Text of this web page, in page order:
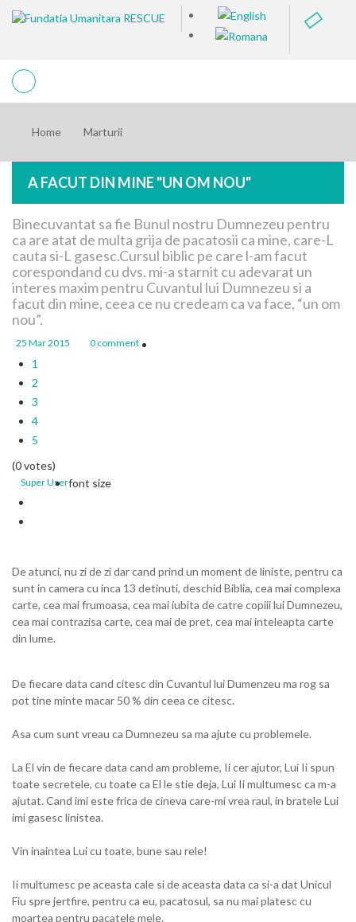
Home Marturii
A FACUT DIN MINE "UN OM NOU"
Binecuvantat sa fie Bunul nostru Dumnezeu pentru
ca are atat de multa grija de pacatosii ca mine, care-L
cauta si-L gasesc.Cursul biblic pe care l-am facut
corespondand cu dvs. mi-a starnit cu adevarat un
interes maxim pentru Cuvantul lui Dumnezeu si a
facut din mine, ceea ce nu credeam ca va face, “un om
nou”.
25 Mar 2015 0 comment
1
2
3
4
5
(0 votes)
Super Userfont size
De atunci, nu zi de zi dar cand prind un moment de liniste, pentru ca
sunt in camera cu inca 13 detinuti, deschid Biblia, cea mai complexa
carte, cea mai frumoasa, cea mai iubita de catre copiii lui Dumnezeu,
cea mai contrazisa carte, cea mai de pret, cea mai inteleapta carte
din lume.
De fiecare data cand citesc din Cuvantul lui Dumenzeu ma rog sa
pot tine minte macar 50 % din ceea ce citesc.
Asa cum sunt vreau ca Dumnezeu sa ma ajute cu problemele.
La El vin de fiecare data cand am probleme, Ii cer ajutor, Lui Ii spun
toate secretele, cu toate ca El le stie deja, Lui Ii multumesc ca m-a
ajutat. Cand imi este frica de cineva care-mi vrea raul, in bratele Lui
imi gasesc linistea.
Vin inaintea Lui cu toate, bune sau rele!
Ii multumesc pe aceasta cale si de aceasta data ca si-a dat Unicul
Fiu spre jertfire, pentru ca eu, pacatosul, sa nu mai platesc cu
moartea pentru pacatele mele.